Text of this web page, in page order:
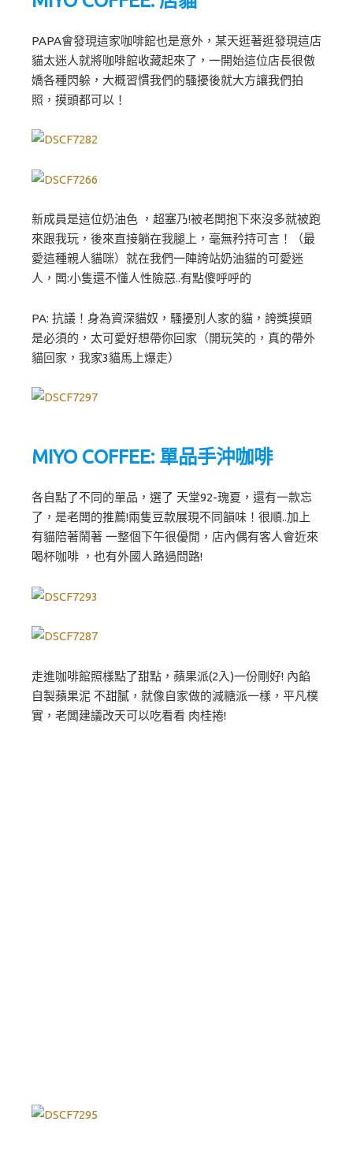
PAPA會發現這家咖啡館也是意外，某天逛著逛發現這店
貓太迷人就將咖啡館收藏起來了，一開始這位店長很傲
嬌各種閃躲，大概習慣我們的騷擾後就大方讓我們拍
照，摸頭都可以！
新成員是這位奶油色 ，超塞乃!被老闆抱下來沒多就被跑
來跟我玩，後來直接躺在我腿上，毫無矜持可言！（最
愛這種親人貓咪）就在我們一陣誇站奶油貓的可愛迷
人，闆:小隻還不懂人性險惡..有點傻呼呼的
PA: 抗議！身為資深貓奴，騷擾別人家的貓，誇獎摸頭
是必須的，太可愛好想帶你回家（開玩笑的，真的帶外
貓回家，我家3貓馬上爆走）
MIYO COFFEE: 單品手沖咖啡
各自點了不同的單品，選了 天堂92-瑰夏，還有一款忘
了，是老闆的推薦!兩隻豆款展現不同韻味！很順..加上
有貓陪著鬧著 一整個下午很優閒，店內偶有客人會近來
喝杯咖啡 ，也有外國人路過問路!
走進咖啡館照樣點了甜點，蘋果派(2入)一份剛好! 內餡
自製蘋果泥 不甜膩，就像自家做的減糖派一樣，平凡樸
實，老闆建議改天可以吃看看 肉桂捲!